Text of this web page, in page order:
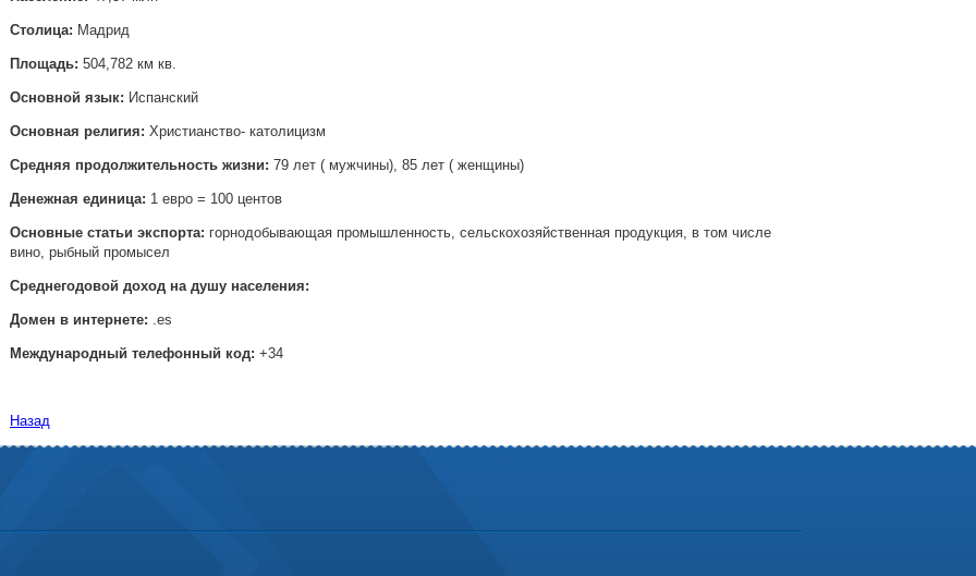
Столица: Мадрид
Площадь: 504,782 км кв.
Основной язык: Испанский
Основная религия: Христианство- католицизм
Средняя продолжительность жизни: 79 лет ( мужчины), 85 лет ( женщины)
Денежная единица: 1 евро = 100 центов
Основные статьи экспорта: горнодобывающая промышленность, сельскохозяйственная продукция, в том числе
вино, рыбный промысел
Среднегодовой доход на душу населения:
Домен в интернете: .es
Международный телефонный код: +34
Назад